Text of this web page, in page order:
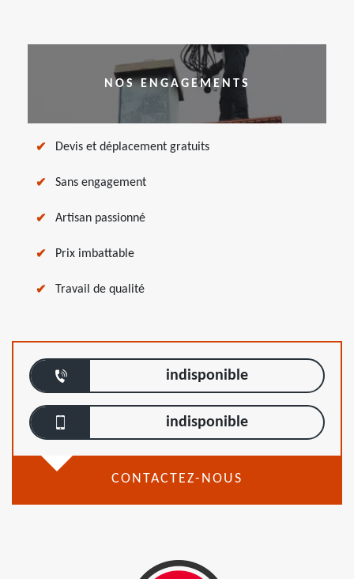
NOS ENGAGEMENTS
Devis et déplacement gratuits
Sans engagement
Artisan passionné
Prix imbattable
Travail de qualité
indisponible
indisponible
CONTACTEZ-NOUS